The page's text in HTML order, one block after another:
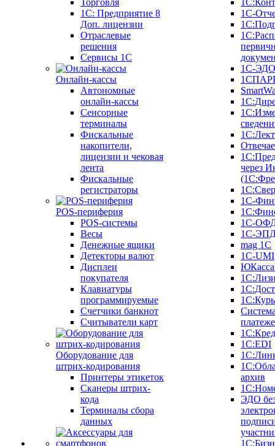
Торговля
1C: Предприятие 8
Доп. лицензии
Отраслевые
решения
Сервисы 1С
Онлайн-кассы
Автономные
онлайн-кассы
Сенсорные
терминалы
Фискальные
накопители,
лицензии и чековая
лента
Фискальные
регистраторы
POS-периферия
POS-системы
Весы
Денежные ящики
Детекторы валют
Дисплеи
покупателя
Клавиатуры
программируемые
Счетчики банкнот
Считыватели карт
Оборудование для
штрих-кодирования
Принтеры этикеток
Сканеры штрих-
кода
Терминалы сбора
данных
1С-
1С-ЭДО
через
1С-
1С-
1С-
mag 1C
1C-UMI
1С:EDI
архив
ЭДО